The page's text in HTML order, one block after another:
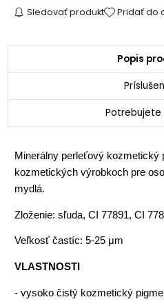
Sledovať produkt Pridať do
Popis
Potrebujete
Minerálny perleťový kozmetický
kozmetických výrobkoch pre
mydlá.
Zloženie: sľuda, CI 77891, CI
Veľkosť častíc: 5-25 μm
VLASTNOSTI
- vysoko čistý kozmetický